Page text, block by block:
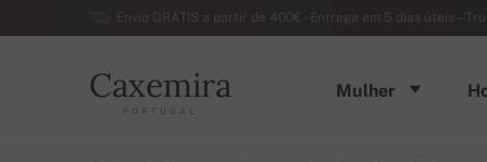
Envio GRÁTIS a partir de 400€ - Entrega em 5 dias úteis –
Caxemira
PORTUGAL
Mulher